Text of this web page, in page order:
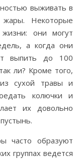
выживать в
жары. Некоторые
они могут
а когда они
выпить до 100
ли? Кроме того,
сухой травы и
колючки и
их довольно
часто образуют
группах ведется